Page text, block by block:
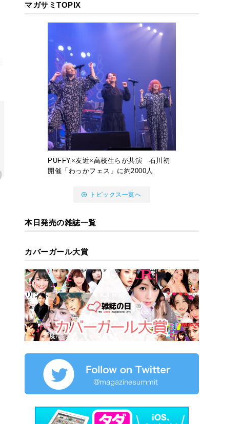
マガサミTOPIX
PUFFY×友近×高校生らが共演 石川初
開催「わっかフェス」に約2000人
トピックス一覧へ
本日発売の雑誌一覧
カバーガール大賞